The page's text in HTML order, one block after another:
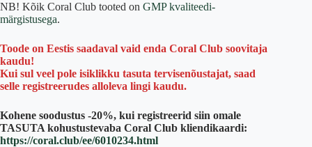
NB! Kõik Coral Club tooted on GMP kvaliteedi-
märgistusega.
Toode on Eestis saadaval vaid enda Coral Club soovitaja
kaudu!
Kui sul veel pole isiklikku tasuta tervisenõustajat, saad
selle registreerudes alloleva lingi kaudu.
Kohene soodustus -20%, kui registreerid siin omale
TASUTA kohustustevaba Coral Club kliendikaardi:
https://coral.club/ee/6010234.html